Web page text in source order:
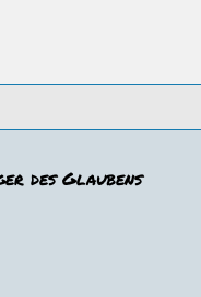
des Glaubens